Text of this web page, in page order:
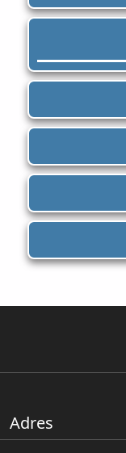
Adres